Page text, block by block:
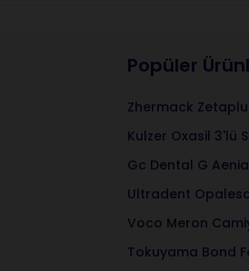
Popüler
Zhermack
Kulzer Oxasil 3'lü
Gc Dental G
Ultradent
Voco Meron
Tokuyama Bond